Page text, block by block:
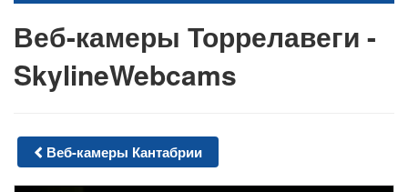
Веб-камеры Торрелавеги -
SkylineWebcams
Веб-камеры Кантабрии